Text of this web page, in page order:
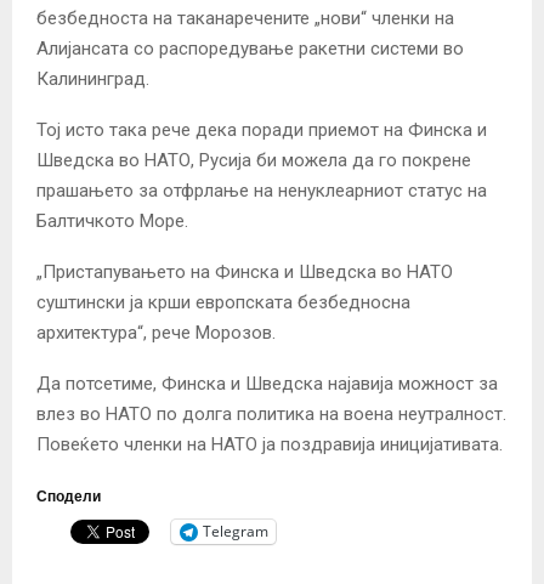
безбедноста на таканаречените „нови“ членки на
Алијансата со распоредување ракетни системи во
Калининград.
Тој исто така рече дека поради приемот на Финска и
Шведска во НАТО, Русија би можела да го покрене
прашањето за отфрлање на ненуклеарниот статус на
Балтичкото Море.
„Пристапувањето на Финска и Шведска во НАТО
суштински ја крши европската безбедносна
архитектура“, рече Морозов.
Да потсетиме, Финска и Шведска најавија можност за
влез во НАТО по долга политика на воена неутралност.
Повеќето членки на НАТО ја поздравија иницијативата.
Сподели
Telegram